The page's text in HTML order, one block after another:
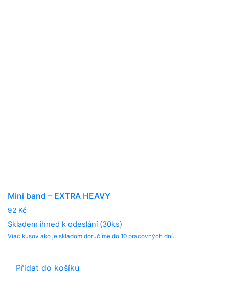
Mini band – EXTRA HEAVY
92 Kč
Skladem ihned k odeslání (30ks)
Viac kusov ako je skladom doručíme do 10 pracovných dní.
Přidat do košíku